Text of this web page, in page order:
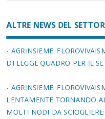
ALTRE NEWS DEL
- AGRINSIEME:
DI LEGGE QUADRO PER IL
- AGRINSIEME:
LENTAMENTE TORNANDO
MOLTI NODI DA